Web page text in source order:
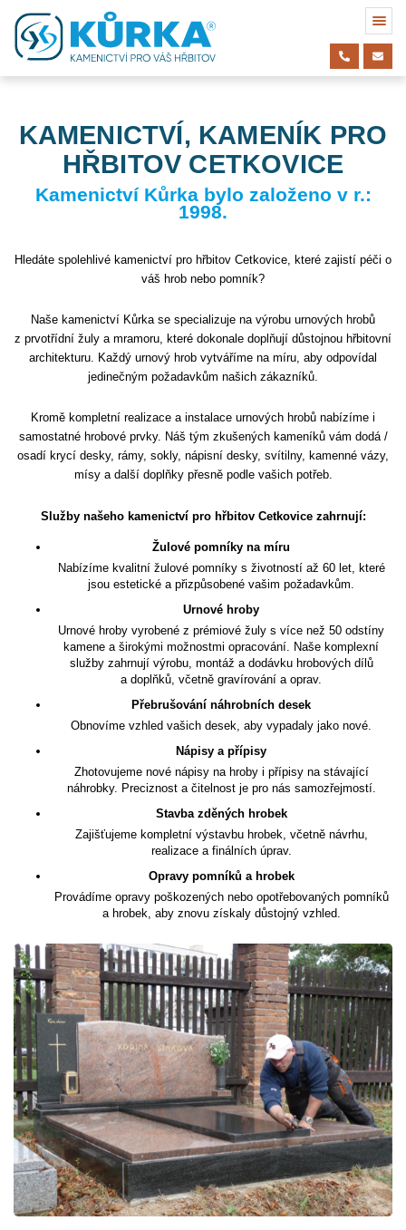
KAMENICTVÍ, KAMENÍK PRO
HŘBITOV CETKOVICE
Kamenictví Kůrka bylo založeno v r.:
1998.
Hledáte spolehlivé kamenictví pro hřbitov Cetkovice, které zajistí péči o
váš hrob nebo pomník?
Naše kamenictví Kůrka se specializuje na výrobu urnových hrobů
z prvotřídní žuly a mramoru, které dokonale doplňují důstojnou hřbitovní
architekturu. Každý urnový hrob vytváříme na míru, aby odpovídal
jedinečným požadavkům našich zákazníků.
Kromě kompletní realizace a instalace urnových hrobů nabízíme i
samostatné hrobové prvky. Náš tým zkušených kameníků vám dodá /
osadí krycí desky, rámy, sokly, nápisní desky, svítilny, kamenné vázy,
mísy a další doplňky přesně podle vašich potřeb.
Služby našeho kamenictví pro hřbitov Cetkovice zahrnují:
Žulové pomníky na míru
Nabízíme kvalitní žulové pomníky s životností až 60 let, které
jsou estetické a přizpůsobené vašim požadavkům.
Urnové hroby
Urnové hroby vyrobené z prémiové žuly s více než 50 odstíny
kamene a širokými možnostmi opracování. Naše komplexní
služby zahrnují výrobu, montáž a dodávku hrobových dílů
a doplňků, včetně gravírování a oprav.
Přebrušování náhrobních desek
Obnovíme vzhled vašich desek, aby vypadaly jako nové.
Nápisy a přípisy
Zhotovujeme nové nápisy na hroby i přípisy na stávající
náhrobky. Preciznost a čitelnost je pro nás samozřejmostí.
Stavba zděných hrobek
Zajišťujeme kompletní výstavbu hrobek, včetně návrhu,
realizace a finálních úprav.
Opravy pomníků a hrobek
Provádíme opravy poškozených nebo opotřebovaných pomníků
a hrobek, aby znovu získaly důstojný vzhled.